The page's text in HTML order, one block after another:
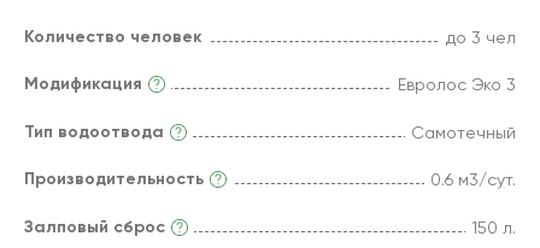
Количество человек до 3 чел
Модификация Евролос Эко 3
Тип водоотвода Самотечный
Производительность 0.6 м3/сут.
Залповый сброс 150 л.